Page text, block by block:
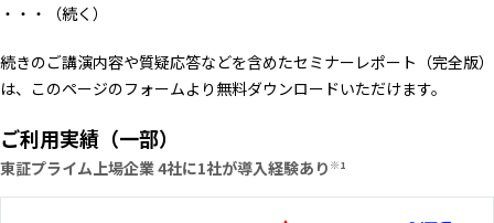
・・・（続く）
続きのご講演内容や質疑応答などを含めたセミナーレポート（完全版）
は、このページのフォームより無料ダウンロードいただけます。
ご利用実績（一部）
東証プライム上場企業 4社に1社が導入経験あり ※1